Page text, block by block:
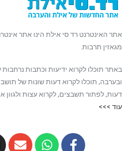
אתר האינטרנט רד סי אילת הינו אתר
מגאזין תרבות.
באתר תוכלו לקרוא ידיעות וכתבות
ובערבה, תוכלו לקרוא דעות שונות של
דעות, לפתור תשבצים, לקרוא עצות
עוד >>>